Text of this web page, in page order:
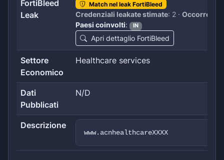
FortiBleed
Leak
Match nel leak FortiBleed
Credenziali leakate stimate: 2 · Occorrenze
Paesi coinvolti: IN
Apri dettaglio FortiBleed
Settore
Economico
Healthcare services
Dati
Pubblicati
N/D
Descrizione
www.acnhealthcareXXXX